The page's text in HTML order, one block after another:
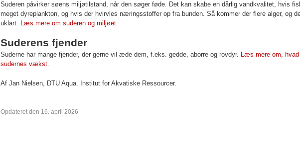
Suderen påvirker søens miljøtilstand, når den søger føde. Det kan skabe en dårlig vandkvalitet, hvis
meget dyreplankton, og hvis der hvirvles næringsstoffer op fra bunden. Så kommer der flere alger, og
uklart. Læs mere om suderen og miljøet.
Suderens fjender
Suderne har mange fjender, der gerne vil æde dem, f.eks. gedde, aborre og rovdyr. Læs mere om,
sudernes vækst.
Af Jan Nielsen, DTU Aqua. Institut for Akvatiske Ressourcer.
Opdateret den 16. april 2026